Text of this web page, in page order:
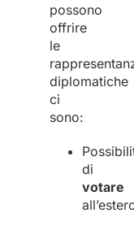
possono
offrire
le
diplomatiche
ci
sono:
di
votare